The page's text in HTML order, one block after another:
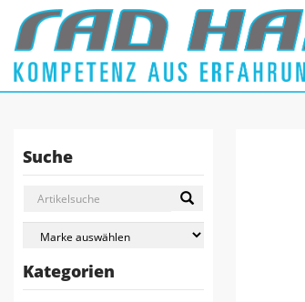
Suche
Kategorien